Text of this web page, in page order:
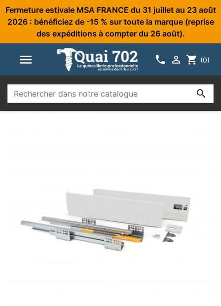
Fermeture estivale MSA FRANCE du 31 juillet au 23 août
2026 : bénéficiez de -15 % sur toute la marque (reprise
des expéditions à compter du 26 août).
   shopping_cart (0)
